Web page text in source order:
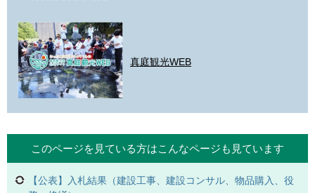
真庭観光WEB
このページを見ている方はこんなページも見ています
【公表】入札結果（建設工事、建設コンサル、物品購入、役